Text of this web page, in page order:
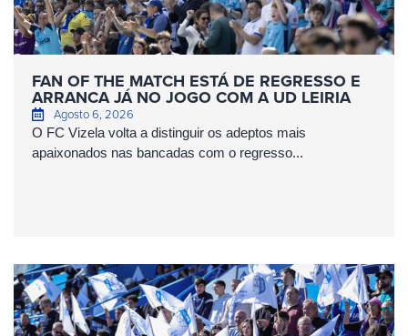
FAN OF THE MATCH ESTÁ DE REGRESSO E
ARRANCA JÁ NO JOGO COM A UD LEIRIA
Agosto 6, 2026
O FC Vizela volta a distinguir os adeptos mais
apaixonados nas bancadas com o regresso...